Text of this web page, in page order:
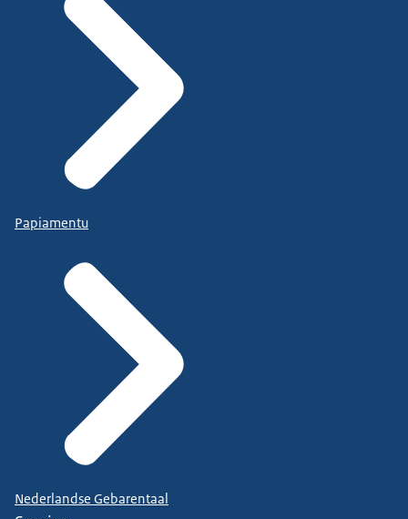
Papiamentu
Nederlandse Gebarentaal